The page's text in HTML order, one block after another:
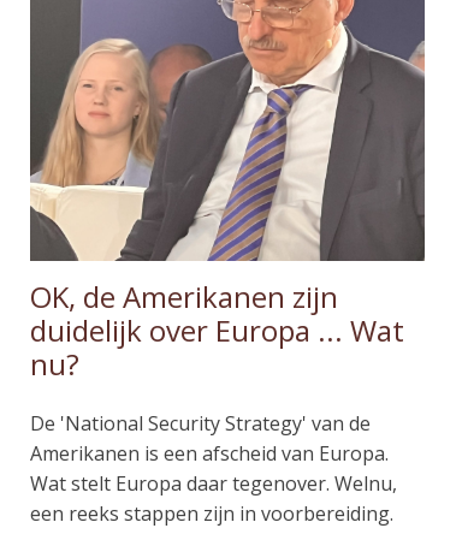
OK, de Amerikanen zijn
duidelijk over Europa ... Wat
nu?
De 'National Security Strategy' van de
Amerikanen is een afscheid van Europa.
Wat stelt Europa daar tegenover. Welnu,
een reeks stappen zijn in voorbereiding.